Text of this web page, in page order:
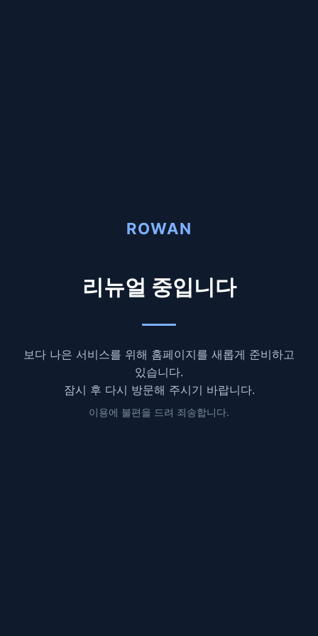
ROWAN
리뉴얼 중입니다
보다 나은 서비스를 위해 홈페이지를 새롭게 준비하고
있습니다.
잠시 후 다시 방문해 주시기 바랍니다.
이용에 불편을 드려 죄송합니다.